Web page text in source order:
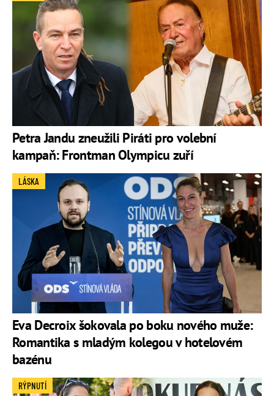
Petra Jandu zneužili Piráti pro volební
kampaň: Frontman Olympicu zuří
Eva Decroix šokovala po boku nového muže:
Romantika s mladým kolegou v hotelovém
bazénu
LÁSKA
RÝPNUTÍ